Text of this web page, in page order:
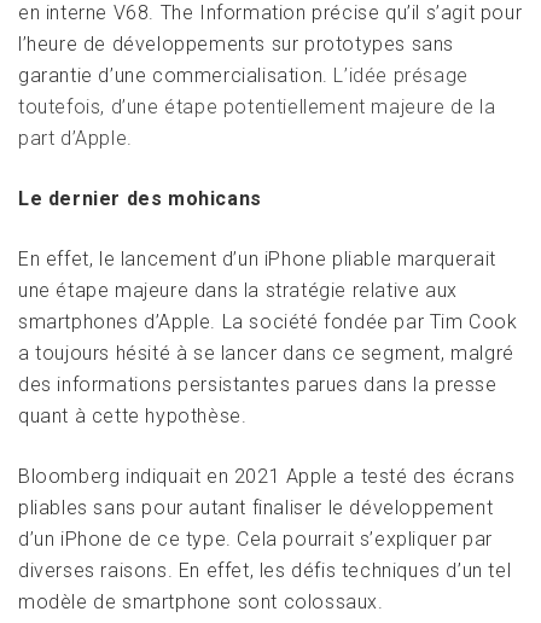
en interne V68. The Information précise qu’il s’agit pour
l’heure de développements sur prototypes sans
garantie d’une commercialisation. L’idée présage
toutefois, d’une étape potentiellement majeure de la
part d’Apple.
Le dernier des mohicans
En effet, le lancement d’un iPhone pliable marquerait
une étape majeure dans la stratégie relative aux
smartphones d’Apple. La société fondée par Tim Cook
a toujours hésité à se lancer dans ce segment, malgré
des informations persistantes parues dans la presse
quant à cette hypothèse.
Bloomberg indiquait en 2021 Apple a testé des écrans
pliables sans pour autant finaliser le développement
d’un iPhone de ce type. Cela pourrait s’expliquer par
diverses raisons. En effet, les défis techniques d’un tel
modèle de smartphone sont colossaux.